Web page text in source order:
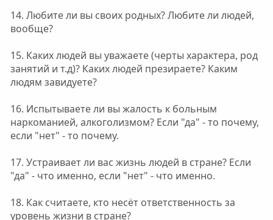
14. Любите ли вы своих родных? Любите ли людей,
вообще?
15. Каких людей вы уважаете (черты характера, род
занятий и т.д)? Каких людей презираете? Каким
людям завидуете?
16. Испытываете ли вы жалость к больным
наркоманией, алкоголизмом? Если "да" - то почему,
если "нет" - то почему.
17. Устраивает ли вас жизнь людей в стране? Если
"да" - что именно, если "нет" - что именно.
18. Как считаете, кто несёт ответственность за
уровень жизни в стране?